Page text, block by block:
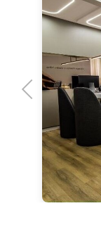
Previous